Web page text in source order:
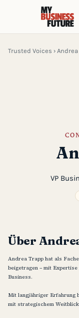
Trusted Voices ›
VP
Über
Andrea Trapp hat als
beigetragen – mit
Business.
Mit langjähriger Erfahrung
mit strategischem